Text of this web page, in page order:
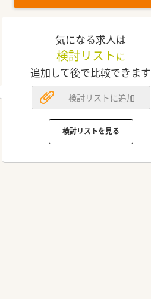
気になる求人は
検討リスト に
追加して後で比較できます
検討リストに追加
検討リストを見る